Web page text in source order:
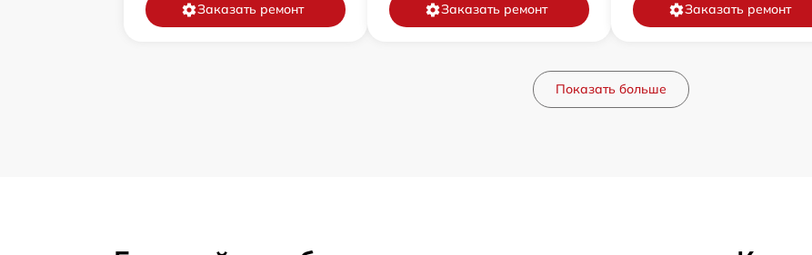
Заказать ремонт Заказать ремонт Заказать ремонт
Показать больше